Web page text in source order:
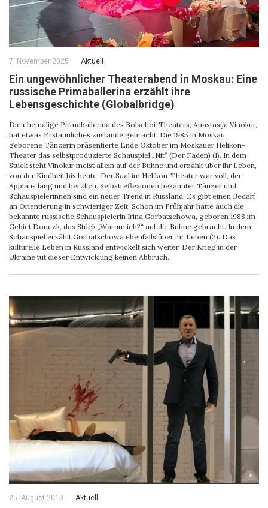
7. November 2025 Aktuell
Ein ungewöhnlicher Theaterabend in Moskau: Eine
russische Primaballerina erzählt ihre
Lebensgeschichte (Globalbridge)
Die ehemalige Primaballerina des Bolschoi-Theaters, Anastasija Vinokur,
hat etwas Erstaunliches zustande gebracht. Die 1985 in Moskau
geborene Tänzerin präsentierte Ende Oktober im Moskauer Helikon-
Theater das selbstproduzierte Schauspiel „Nit“ (Der Faden) (1). In dem
Stück steht Vinokur meist allein auf der Bühne und erzählt über ihr Leben,
von der Kindheit bis heute. Der Saal im Helikon-Theater war voll, der
Applaus lang und herzlich. Selbstreflexionen bekannter Tänzer und
Schauspielerinnen sind ein neuer Trend in Russland. Es gibt einen Bedarf
an Orientierung in schwieriger Zeit. Schon im Frühjahr hatte auch die
bekannte russische Schauspielerin Irina Gorbatschowa, geboren 1988 im
Gebiet Donezk, das Stück „Warum ich?“ auf die Bühne gebracht. In dem
Schauspiel erzählt Gorbatschowa ebenfalls über ihr Leben (2). Das
kulturelle Leben in Russland entwickelt sich weiter. Der Krieg in der
Ukraine tut dieser Entwicklung keinen Abbruch.
25. August 2013 Aktuell